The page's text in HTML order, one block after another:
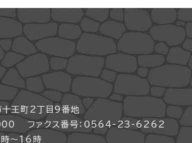
王町2丁目9番地
ファクス番号：0564-23-6262
～16時